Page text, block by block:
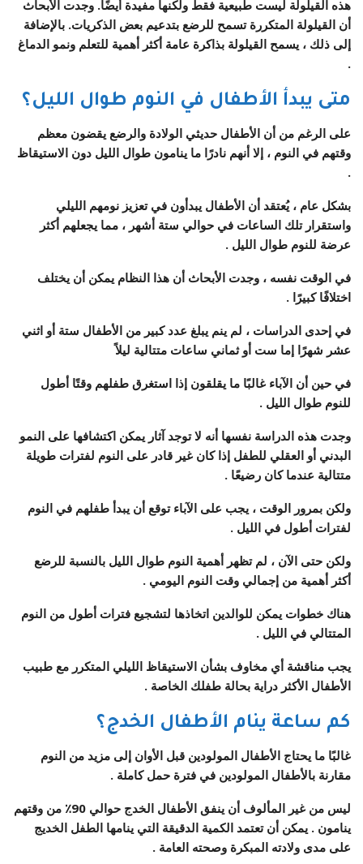
هذه القيلولة ليست طبيعية فقط ولكنها مفيدة أيضًا. وجدت الأبحاث
أن القيلولة المتكررة تسمح للرضع بتدعيم بعض الذكريات. بالإضافة
إلى ذلك ، يسمح القيلولة بذاكرة عامة أكثر أهمية للتعلم ونمو الدماغ
.
متى يبدأ الأطفال في النوم طوال الليل؟
على الرغم من أن الأطفال حديثي الولادة والرضع يقضون معظم
وقتهم في النوم ، إلا أنهم نادرًا ما ينامون طوال الليل دون الاستيقاظ
.
بشكل عام ، يُعتقد أن الأطفال يبدأون في تعزيز نومهم الليلي
واستقرار تلك الساعات في حوالي ستة أشهر ، مما يجعلهم أكثر
عرضة للنوم طوال الليل .
في الوقت نفسه ، وجدت الأبحاث أن هذا النظام يمكن أن يختلف
اختلافًا كبيرًا .
في إحدى الدراسات ، لم ينم يبلغ عدد كبير من الأطفال ستة أو اثني
عشر شهرًا إما ست أو ثماني ساعات متتالية ليلاً
في حين أن الآباء غالبًا ما يقلقون إذا استغرق طفلهم وقتًا أطول
للنوم طوال الليل .
وجدت هذه الدراسة نفسها أنه لا توجد آثار يمكن اكتشافها على النمو
البدني أو العقلي للطفل إذا كان غير قادر على النوم لفترات طويلة
متتالية عندما كان رضيعًا .
ولكن بمرور الوقت ، يجب على الآباء توقع أن يبدأ طفلهم في النوم
لفترات أطول في الليل .
ولكن حتى الآن ، لم تظهر أهمية النوم طوال الليل بالنسبة للرضع
أكثر أهمية من إجمالي وقت النوم اليومي .
هناك خطوات يمكن للوالدين اتخاذها لتشجيع فترات أطول من النوم
المتتالي في الليل .
يجب مناقشة أي مخاوف بشأن الاستيقاظ الليلي المتكرر مع طبيب
الأطفال الأكثر دراية بحالة طفلك الخاصة .
كم ساعة ينام الأطفال الخدج؟
غالبًا ما يحتاج الأطفال المولودين قبل الأوان إلى مزيد من النوم
مقارنة بالأطفال المولودين في فترة حمل كاملة .
ليس من غير المألوف أن ينفق الأطفال الخدج حوالي 90٪ من وقتهم
ينامون . يمكن أن تعتمد الكمية الدقيقة التي ينامها الطفل الخديج
على مدى ولادته المبكرة وصحته العامة .